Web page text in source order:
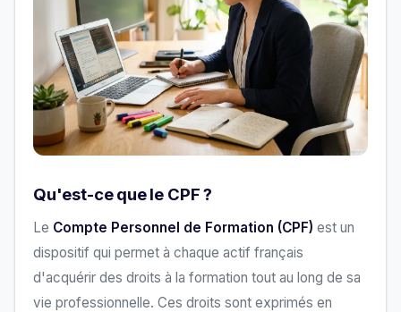
Qu'est-ce que le CPF ?
Le Compte Personnel de Formation (CPF) est un
dispositif qui permet à chaque actif français
d'acquérir des droits à la formation tout au long de sa
vie professionnelle. Ces droits sont exprimés en